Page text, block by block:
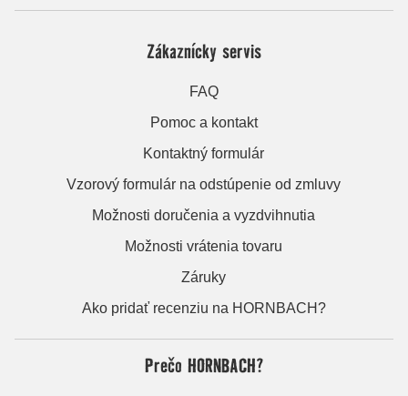
Zákaznícky servis
FAQ
Pomoc a kontakt
Kontaktný formulár
Vzorový formulár na odstúpenie od zmluvy
Možnosti doručenia a vyzdvihnutia
Možnosti vrátenia tovaru
Záruky
Ako pridať recenziu na HORNBACH?
Prečo HORNBACH?